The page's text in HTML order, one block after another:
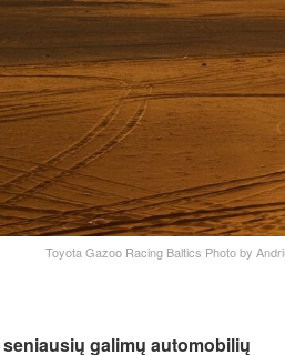
Toyota Gazoo Racing Baltics Photo by
galimų automobilių